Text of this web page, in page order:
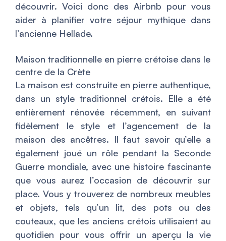
découvrir. Voici donc des Airbnb pour vous
aider à planifier votre séjour mythique dans
l’ancienne Hellade.
Maison traditionnelle en pierre crétoise dans le
centre de la Crète
La maison est construite en pierre authentique,
dans un style traditionnel crétois. Elle a été
entièrement rénovée récemment, en suivant
fidèlement le style et l’agencement de la
maison des ancêtres. Il faut savoir qu’elle a
également joué un rôle pendant la Seconde
Guerre mondiale, avec une histoire fascinante
que vous aurez l’occasion de découvrir sur
place. Vous y trouverez de nombreux meubles
et objets, tels qu’un lit, des pots ou des
couteaux, que les anciens crétois utilisaient au
quotidien pour vous offrir un aperçu la vie